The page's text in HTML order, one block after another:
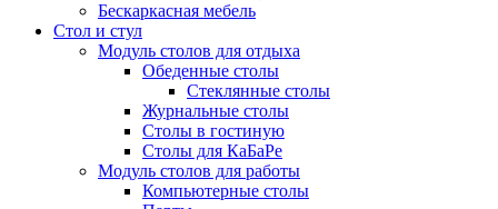
Бескаркасная мебель
Стол и стул
Модуль столов для отдыха
Обеденные столы
Стеклянные столы
Журнальные столы
Столы в гостиную
Столы для КаБаРе
Модуль столов для работы
Компьютерные столы